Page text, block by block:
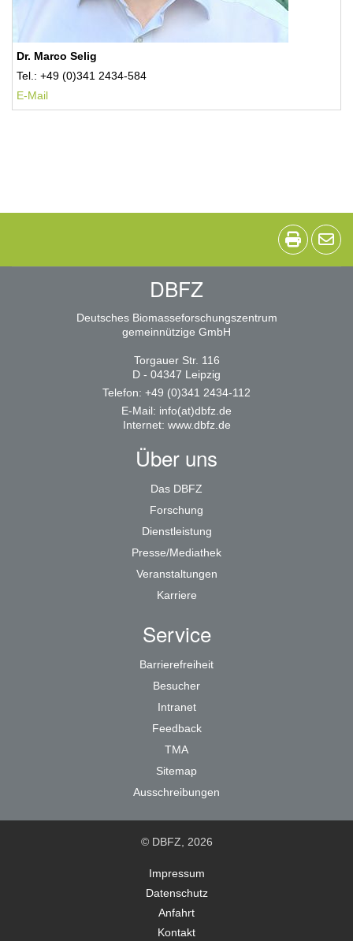
Dr. Marco Selig
Tel.: +49 (0)341 2434-584
E-Mail
DBFZ
Deutsches Biomasseforschungszentrum
gemeinnützige GmbH
Torgauer Str. 116
D - 04347 Leipzig
Telefon: +49 (0)341 2434-112
E-Mail: info(at)dbfz.de
Internet: www.dbfz.de
Über uns
Das DBFZ
Forschung
Dienstleistung
Presse/Mediathek
Veranstaltungen
Karriere
Service
Barrierefreiheit
Besucher
Intranet
Feedback
TMA
Sitemap
Ausschreibungen
© DBFZ, 2026
Impressum
Datenschutz
Anfahrt
Kontakt